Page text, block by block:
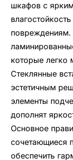
шкафов с
повреждениям.
которые легко
Стеклянные
эстетичным
элементы
дополнят
Основное
сочетающиеся
обеспечить